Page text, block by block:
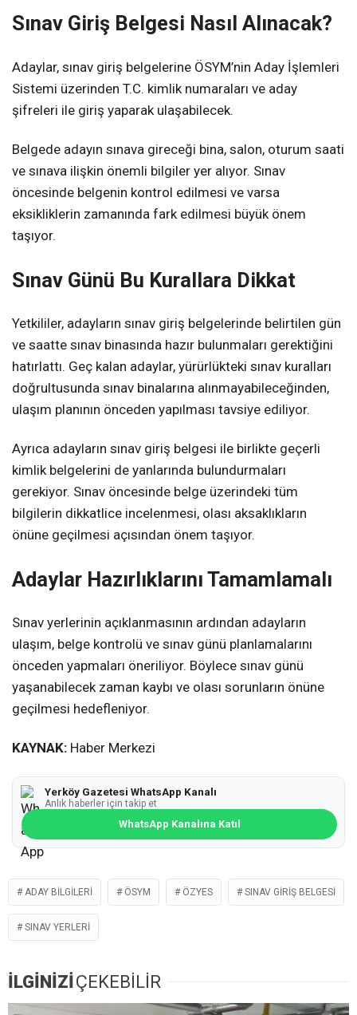
Sınav Giriş Belgesi Nasıl Alınacak?
Adaylar, sınav giriş belgelerine ÖSYM’nin Aday İşlemleri
Sistemi üzerinden T.C. kimlik numaraları ve aday
şifreleri ile giriş yaparak ulaşabilecek.
Belgede adayın sınava gireceği bina, salon, oturum saati
ve sınava ilişkin önemli bilgiler yer alıyor. Sınav
öncesinde belgenin kontrol edilmesi ve varsa
eksikliklerin zamanında fark edilmesi büyük önem
taşıyor.
Sınav Günü Bu Kurallara Dikkat
Yetkililer, adayların sınav giriş belgelerinde belirtilen gün
ve saatte sınav binasında hazır bulunmaları gerektiğini
hatırlattı. Geç kalan adaylar, yürürlükteki sınav kuralları
doğrultusunda sınav binalarına alınmayabileceğinden,
ulaşım planının önceden yapılması tavsiye ediliyor.
Ayrıca adayların sınav giriş belgesi ile birlikte geçerli
kimlik belgelerini de yanlarında bulundurmaları
gerekiyor. Sınav öncesinde belge üzerindeki tüm
bilgilerin dikkatlice incelenmesi, olası aksaklıkların
önüne geçilmesi açısından önem taşıyor.
Adaylar Hazırlıklarını Tamamlamalı
Sınav yerlerinin açıklanmasının ardından adayların
ulaşım, belge kontrolü ve sınav günü planlamalarını
önceden yapmaları öneriliyor. Böylece sınav günü
yaşanabilecek zaman kaybı ve olası sorunların önüne
geçilmesi hedefleniyor.
KAYNAK: Haber Merkezi
Yerköy Gazetesi WhatsApp Kanalı
Anlık haberler için takip et
WhatsApp Kanalına Katıl
ADAY BILGILERI ÖSYM ÖZYES SINAV GIRIŞ BELGESI
SINAV YERLERI
İLGİNİZİ ÇEKEBİLİR